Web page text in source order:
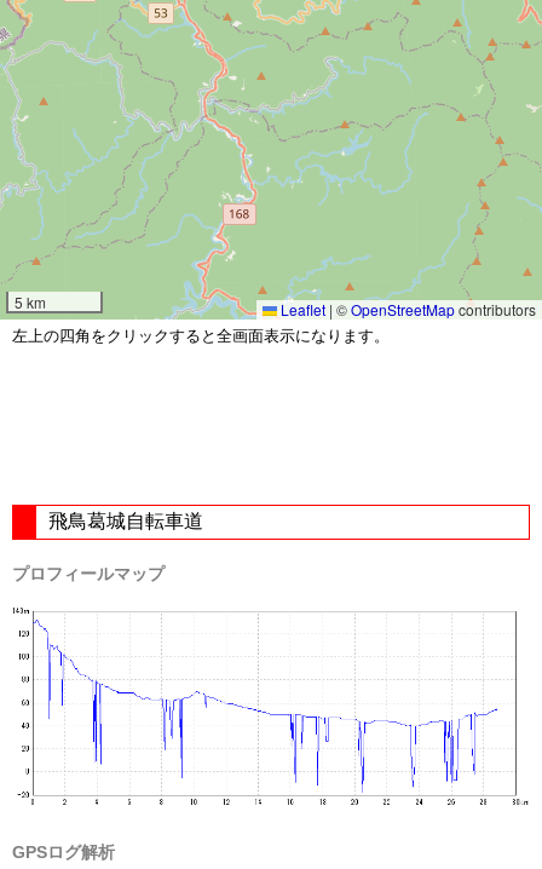
5 km Leaflet | ©OpenStreetMapcontributors
左上の四角をクリックすると全画面表示になります。
飛鳥葛城自転車道
プロフィールマップ
GPSログ解析